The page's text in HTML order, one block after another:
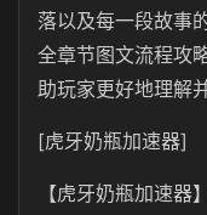
落以及每一段故事
全章节图文流程攻
助玩家更好地理解
[虎牙奶瓶加速器]
【虎牙奶瓶加速器